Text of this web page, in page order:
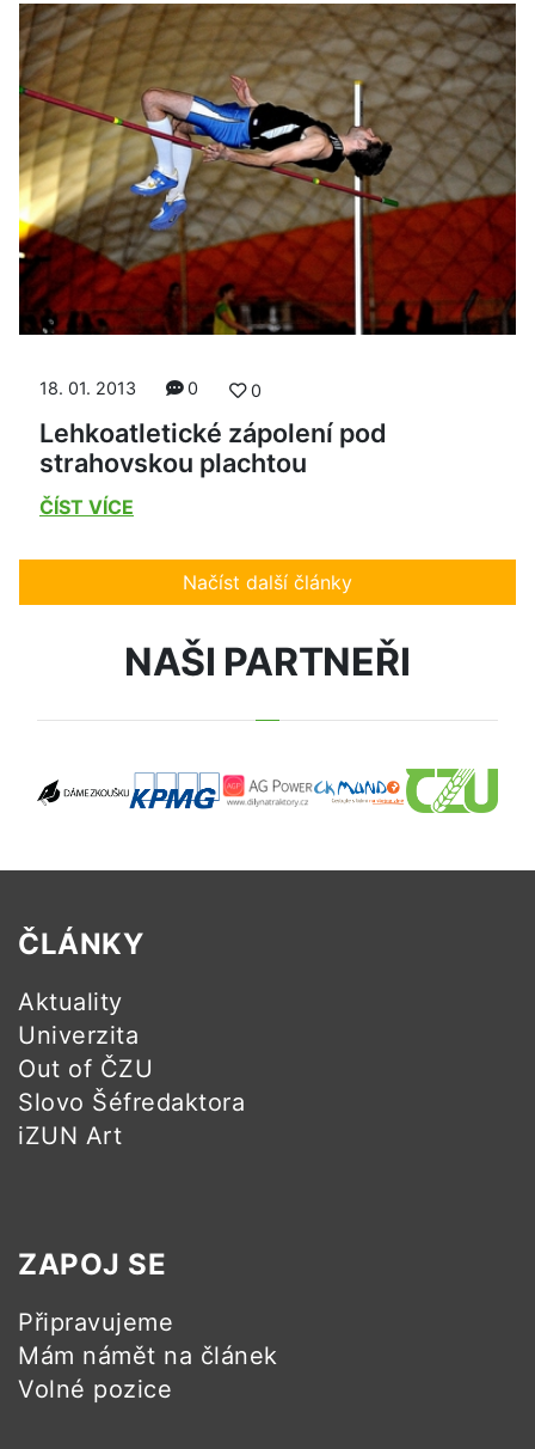
18. 01. 2013 0 0
Lehkoatletické zápolení pod
strahovskou plachtou
ČÍST VÍCE
Načíst další články
NAŠI PARTNEŘI
ČLÁNKY
Aktuality
Univerzita
Out of ČZU
Slovo Šéfredaktora
iZUN Art
ZAPOJ SE
Připravujeme
Mám námět na článek
Volné pozice